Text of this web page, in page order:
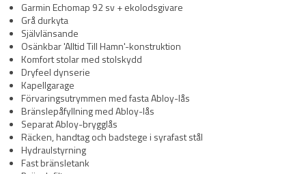
Garmin Echomap 92 sv + ekolodsgivare
Grå durkyta
Självlänsande
Osänkbar 'Alltid Till Hamn'-konstruktion
Komfort stolar med stolskydd
Dryfeel dynserie
Kapellgarage
Förvaringsutrymmen med fasta Abloy-lås
Bränslepåfyllning med Abloy-lås
Separat Abloy-brygglås
Räcken, handtag och badstege i syrafast stål
Hydraulstyrning
Fast bränsletank